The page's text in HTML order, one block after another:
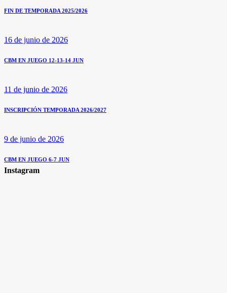
FIN DE TEMPORADA 2025/2026
16 de junio de 2026
CBM EN JUEGO 12-13-14 JUN
11 de junio de 2026
INSCRIPCIÓN TEMPORADA 2026/2027
9 de junio de 2026
CBM EN JUEGO 6-7 JUN
Instagram